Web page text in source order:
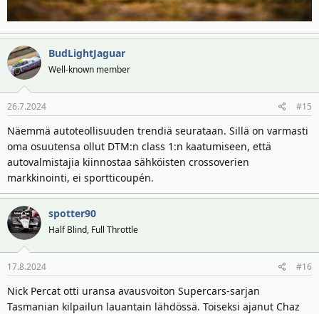
BudLightJaguar
Well-known member
26.7.2024 #15
Näemmä autoteollisuuden trendiä seurataan. Sillä on varmasti
oma osuutensa ollut DTM:n class 1:n kaatumiseen, että
autovalmistajia kiinnostaa sähköisten crossoverien
markkinointi, ei sportticoupén.
spotter90
Half Blind, Full Throttle
17.8.2024 #16
Nick Percat otti uransa avausvoiton Supercars-sarjan
Tasmanian kilpailun lauantain lähdössä. Toiseksi ajanut Chaz